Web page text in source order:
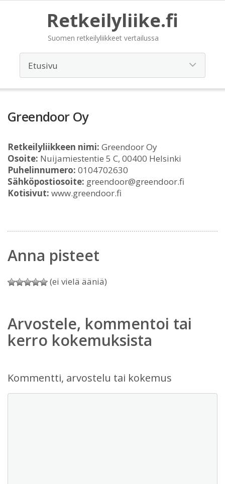
Retkeilyliike.fi
Suomen retkeilyliikkeet vertailussa
Greendoor Oy
Retkeilyliikkeen nimi: Greendoor Oy
Osoite: Nuijamiestentie 5 C, 00400 Helsinki
Puhelinnumero: 0104702630
Sähköpostiosoite: greendoor@greendoor.fi
Kotisivut: www.greendoor.fi
Anna pisteet
(ei vielä ääniä)
Arvostele, kommentoi tai
kerro kokemuksista
Kommentti, arvostelu tai kokemus